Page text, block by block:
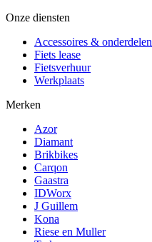
Onze diensten
Accessoires & onderdelen
Fiets lease
Fietsverhuur
Werkplaats
Merken
Azor
Diamant
Brikbikes
Carqon
Gaastra
IDWorx
J Guillem
Kona
Riese en Muller